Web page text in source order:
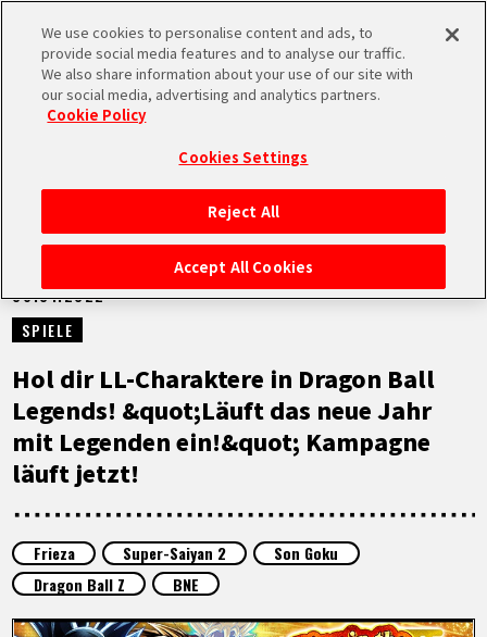
MEN
STARTSEITE
NEUES
HIGHLIGHTS
VIDEOS
INFOS
NEUES
06.01.2022
SPIELE
Hol dir LL-Charaktere in Dragon Ball
Legends! &quot;Läuft das neue Jahr
mit Legenden ein!&quot; Kampagne
läuft jetzt!
Frieza Super-Saiyan 2
Son Goku
Dragon Ball Z
BNE
We use cookies to personalise content and ads, to
provide social media features and to analyse our traffic.
We also share information about your use of our site with
our social media, advertising and analytics partners.
Cookie Policy
Cookies Settings
Reject All
Accept All Cookies